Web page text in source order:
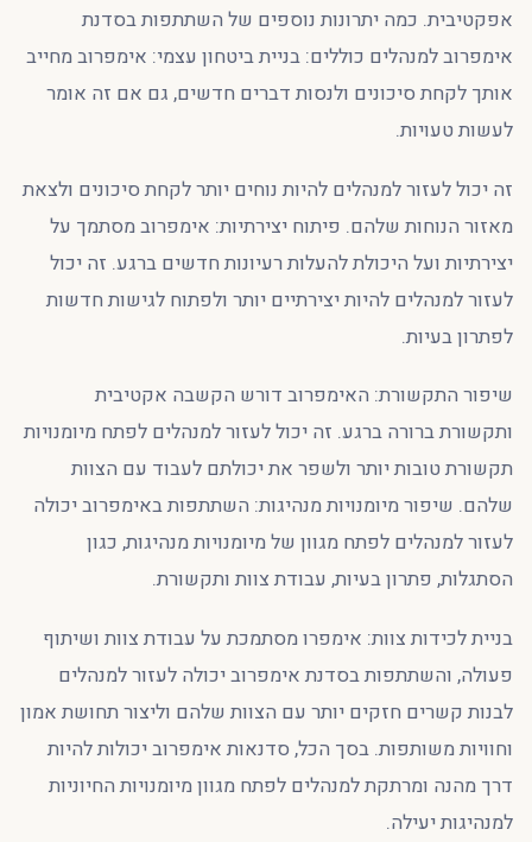
אפקטיבית. כמה יתרונות נוספים של השתתפות בסדנת
אימפרוב למנהלים כוללים: בניית ביטחון עצמי: אימפרוב מחייב
אותך לקחת סיכונים ולנסות דברים חדשים, גם אם זה אומר
לעשות טעויות.
זה יכול לעזור למנהלים להיות נוחים יותר לקחת סיכונים ולצאת
מאזור הנוחות שלהם. פיתוח יצירתיות: אימפרוב מסתמך על
יצירתיות ועל היכולת להעלות רעיונות חדשים ברגע. זה יכול
לעזור למנהלים להיות יצירתיים יותר ולפתוח לגישות חדשות
לפתרון בעיות.
שיפור התקשורת: האימפרוב דורש הקשבה אקטיבית
ותקשורת ברורה ברגע. זה יכול לעזור למנהלים לפתח מיומנויות
תקשורת טובות יותר ולשפר את יכולתם לעבוד עם הצוות
שלהם. שיפור מיומנויות מנהיגות: השתתפות באימפרוב יכולה
לעזור למנהלים לפתח מגוון של מיומנויות מנהיגות, כגון
הסתגלות, פתרון בעיות, עבודת צוות ותקשורת.
בניית לכידות צוות: אימפרו מסתמכת על עבודת צוות ושיתוף
פעולה, והשתתפות בסדנת אימפרוב יכולה לעזור למנהלים
לבנות קשרים חזקים יותר עם הצוות שלהם וליצור תחושת אמון
וחוויות משותפות. בסך הכל, סדנאות אימפרוב יכולות להיות
דרך מהנה ומרתקת למנהלים לפתח מגוון מיומנויות החיוניות
למנהיגות יעילה.